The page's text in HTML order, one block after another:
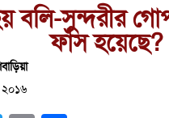
বলি-সুন্দরীর
ফাঁঁস হয়েছে?
২০১৬